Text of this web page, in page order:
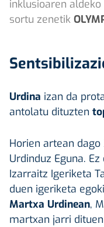
inklusioaren
sortu zenetik
Urdina izan da
antolatu dituzten
Horien artean
Urdinduz Eguna.
Izarraitz Igeriketa
duen igeriketa
Martxa Urdinean,
martxan jarri